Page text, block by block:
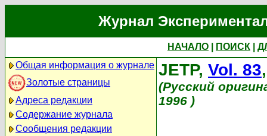
Журнал
НАЧАЛО ПОИСК
Общая информация о журнале
Золотые страницы
Адреса редакции
Содержание журнала
Сообщения редакции
JETP, Vol. 83
(Русский
1996 )